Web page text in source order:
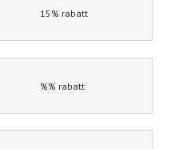
15% rabatt
%% rabatt